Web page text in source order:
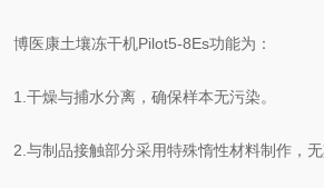
博医康土壤冻干机Pilot5-8Es功能为：
1.干燥与捕水分离，确保样本无污染。
2.与制品接触部分采用特殊惰性材料制作，